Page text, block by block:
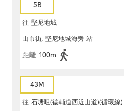
5B
往 堅尼地城
山市街, 堅尼地城海旁 站
距離 100m
43M
往 石塘咀(德輔道西近山道)(循環線)